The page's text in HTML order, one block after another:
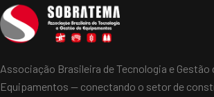
Associação Brasileira de Tecnologia e Gestão
Equipamentos — conectando o setor de